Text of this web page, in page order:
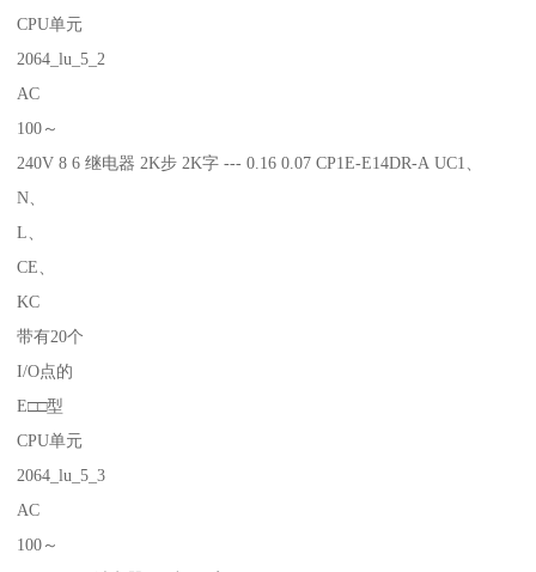
CPU单元
2064_lu_5_2
AC
100～
240V 8 6 继电器 2K步 2K字 --- 0.16 0.07 CP1E-E14DR-A UC1、
N、
L、
CE、
KC
带有20个
I/O点的
E□□型
CPU单元
2064_lu_5_3
AC
100～